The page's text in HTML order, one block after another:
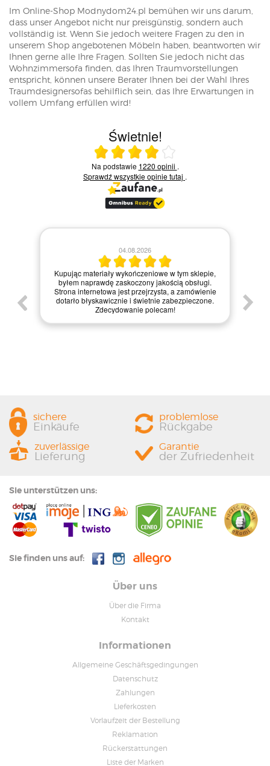
Im Online-Shop Modnydom24.pl bemühen wir uns darum,
dass unser Angebot nicht nur preisgünstig, sondern auch
vollständig ist. Wenn Sie jedoch weitere Fragen zu den in
unserem Shop angebotenen Möbeln haben, beantworten wir
Ihnen gerne alle Ihre Fragen. Sollten Sie jedoch nicht das
Wohnzimmersofa finden, das Ihren Traumvorstellungen
entspricht, können unsere Berater Ihnen bei der Wahl Ihres
Traumdesignersofas behilflich sein, das Ihre Erwartungen in
vollem Umfang erfüllen wird!
Świetnie!
Ocena średnia 4 na 5
Na podstawie 1220 opinii .
Sprawdź wszystkie opinietutaj .
w tym sklepie,
jakością obsługi.
a zamówienie
zabezpieczone.
Zamówienie zrealizowane błyskawicznie, a
materiały dotarły w idealnym stanie. Strona
internetowa jest bardzo intuicyjna, co ułatwiło mi
zakupy, a dodatkowo paczka była starannie
zapakowana. Zdecydowanie polecam ten sklep
każdemu, kto szuka jakości i profesjonalnej
sichere
Einkäufe
problemlose
Rückgabe
zuverlässige
Lieferung
Garantie
der Zufriedenheit
Sie unterstützen uns:
Sie finden uns auf:
Über uns
Über die Firma
Kontakt
Informationen
Allgemeine Geschäftsgedingungen
Datenschutz
Zahlungen
Lieferkosten
Vorlaufzeit der Bestellung
Reklamation
Rückerstattungen
Liste der Marken